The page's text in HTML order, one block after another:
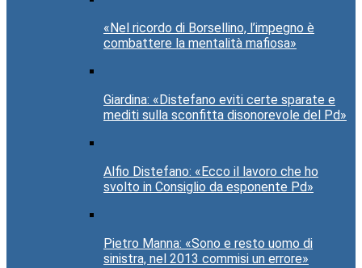
«Nel ricordo di Borsellino, l’impegno è
combattere la mentalità mafiosa»
Giardina: «Distefano eviti certe sparate e
mediti sulla sconfitta disonorevole del Pd»
Alfio Distefano: «Ecco il lavoro che ho
svolto in Consiglio da esponente Pd»
Pietro Manna: «Sono e resto uomo di
sinistra, nel 2013 commisi un errore»